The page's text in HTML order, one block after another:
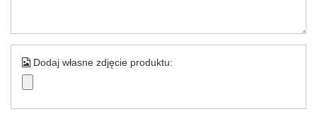
Dodaj własne zdjęcie produktu: